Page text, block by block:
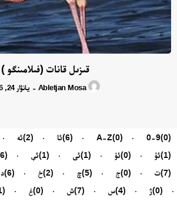
قىزىل قانات (فىلامىنگو )
Abletjan Mosa
- يانۋار 24, 2026
0-9 (0)
A-Z (0) ئا (6) ئە (2)
ئۇ
(1) ئۈ (0) ئى (1) ئې (1)
(6)
ت
(7) ج (0) چ (5) خ (2) د (6)
ژ
(0) س (4) ش (7) غ (0)
(1)